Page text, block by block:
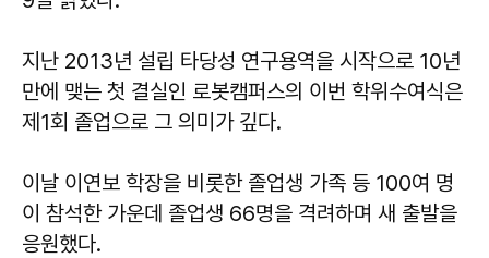
지난 2013년 설립 타당성 연구용역을 시작으로 10년
만에 맺는 첫 결실인 로봇캠퍼스의 이번 학위수여식은
제1회 졸업으로 그 의미가 깊다.
이날 이연보 학장을 비롯한 졸업생 가족 등 100여 명
이 참석한 가운데 졸업생 66명을 격려하며 새 출발을
응원했다.